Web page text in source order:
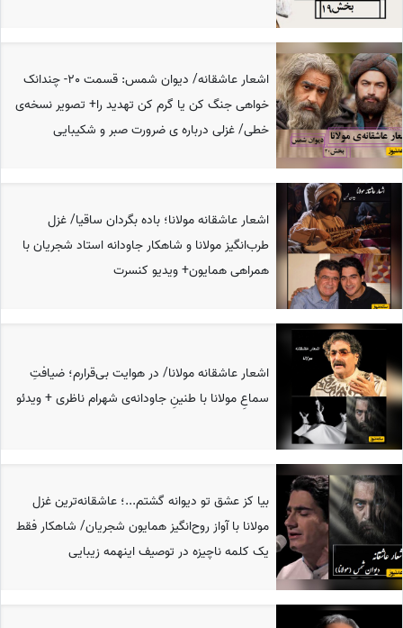
اشعار عاشقانه/ دیوان شمس: قسمت 20- چندانک
خواهی جنگ کن یا گرم کن تهدید را+ تصویر نسخه‌ی
خطی/ غزلی درباره ی ضرورت صبر و شکیبایی
اشعار عاشقانه مولانا؛ باده بگردان ساقیا/ غزل
طرب‌انگیز مولانا و شاهکار جاودانه استاد شجریان با
همراهی همایون+ ویدیو کنسرت
اشعار عاشقانه مولانا/ در هوایت بی‌قرارم؛ ضیافتِ
سماعِ مولانا با طنینِ جاودانه‌ی شهرام ناظری + ویدئو
بیا کز عشق تو دیوانه گشتم...؛ عاشقانه‌ترین غزل
مولانا با آواز روح‌انگیز همایون شجریان/ شاهکار فقط
یک کلمه ناچیزه در توصیف اینهمه زیبایی